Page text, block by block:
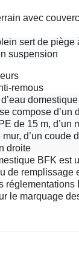
avec
sert de piège
suspension
remous
compose d’un
de 15 m, d’un
d’un coude
droite
BFK est
de remplissage
réglementations
le marquage